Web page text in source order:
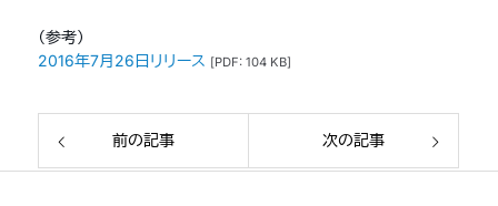
（参考）
2016年7月26日リリース [PDF: 104 KB]
前の記事 次の記事